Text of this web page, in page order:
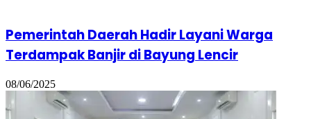
Pemerintah Daerah Hadir Layani Warga
Terdampak Banjir di Bayung Lencir
08/06/2025